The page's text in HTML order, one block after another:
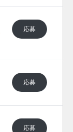
応募
応募
応募